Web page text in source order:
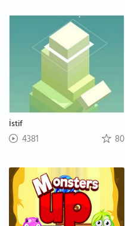
İstif
4381 80